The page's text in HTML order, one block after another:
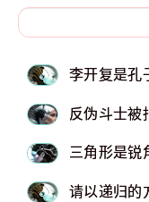
李开复是孔
反伪斗士被
三角形是锐
请以递归的